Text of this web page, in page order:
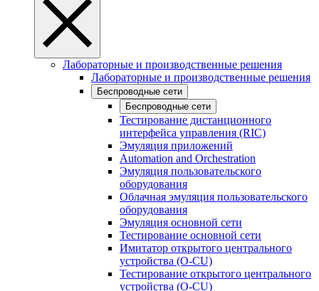
Лабораторные и производственные решения
Лабораторные и производственные решения
Беспроводные сети
Беспроводные сети
Тестирование дистанционного
интерфейса управления (RIC)
Эмуляция приложений
Automation and Orchestration
Эмуляция пользовательского
оборудования
Облачная эмуляция пользовательского
оборудования
Эмуляция основной сети
Тестирование основной сети
Имитатор открытого центрального
устройства (O-CU)
Тестирование открытого центрального
устройства (O-CU)